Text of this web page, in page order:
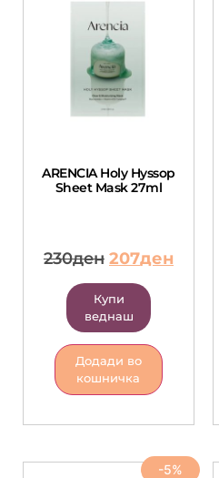
ARENCIA Holy Hyssop
Sheet Mask 27ml
230ден 207ден
Купи
веднаш
Додади во
кошничка
-5%